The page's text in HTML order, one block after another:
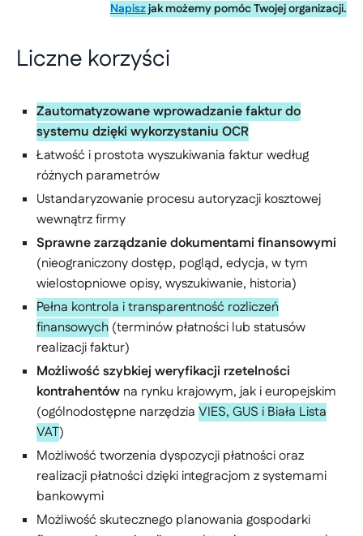
Napiszjak możemy pomóc Twojej organizacji.
Liczne korzyści
Zautomatyzowane wprowadzanie faktur do
systemu dzięki wykorzystaniu OCR
Łatwość i prostota wyszukiwania faktur według
różnych parametrów
Ustandaryzowanie procesu autoryzacji kosztowej
wewnątrz firmy
Sprawne zarządzanie dokumentami finansowymi
(nieograniczony dostęp, pogląd, edycja, w tym
wielostopniowe opisy, wyszukiwanie, historia)
Pełna kontrola i transparentność rozliczeń
finansowych (terminów płatności lub statusów
realizacji faktur)
Możliwość szybkiej weryfikacji rzetelności
kontrahentów na rynku krajowym, jak i europejskim
(ogólnodostępne narzędzia VIES, GUS i Biała Lista
VAT)
Możliwość tworzenia dyspozycji płatności oraz
realizacji płatności dzięki integracjom z systemami
bankowymi
Możliwość skutecznego planowania gospodarki